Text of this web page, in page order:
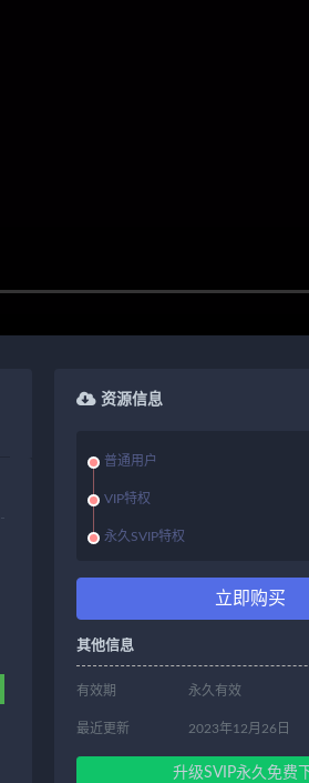
资源信息
普通用户
VIP特权
永久SVIP特权
立即购买
其他信息
有效期 永久有效
最近更新 2023年12月26日
升级SVIP永久免费